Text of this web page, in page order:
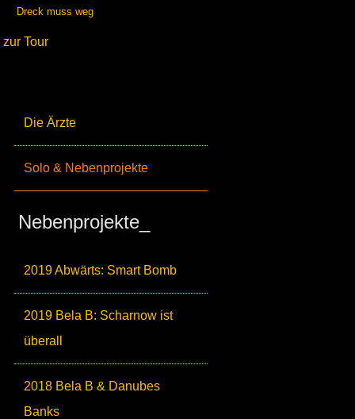
Die Ärzte
Solo & Nebenprojekte
Nebenprojekte_
2019 Abwärts: Smart Bomb
2019 Bela B: Scharnow ist
überall
2018 Bela B & Danubes
Banks
Dreck muss weg
zur Tour